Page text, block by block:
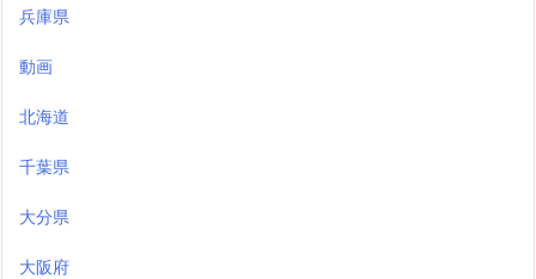
兵庫県
動画
北海道
千葉県
大分県
大阪府